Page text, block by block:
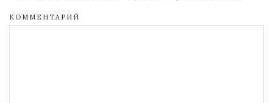
КОММЕНТАРИЙ